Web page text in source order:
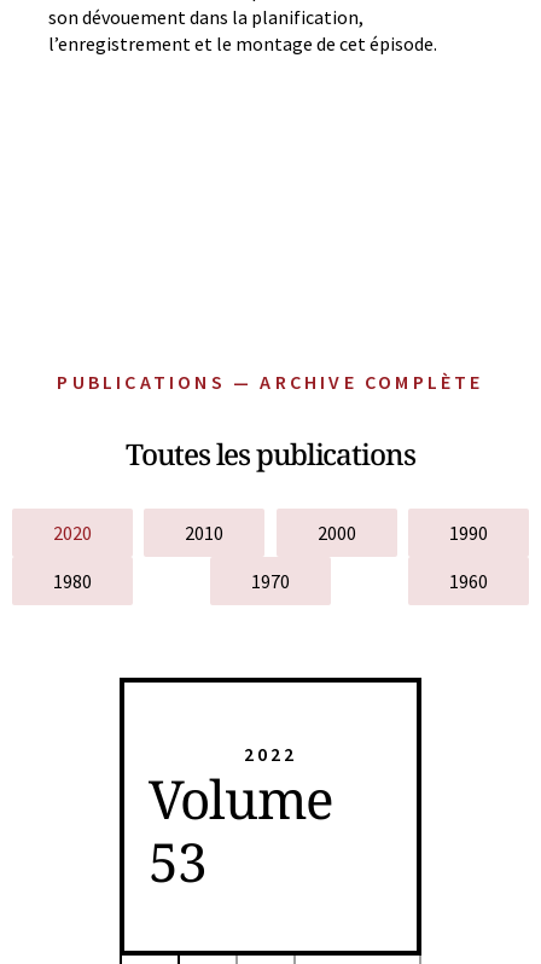
son dévouement dans la planification,
l’enregistrement et le montage de cet épisode.
PUBLICATIONS — ARCHIVE COMPLÈTE
Toutes les publications
2020 2010 2000
1990
1980
1970 1960
2022
Volume
53